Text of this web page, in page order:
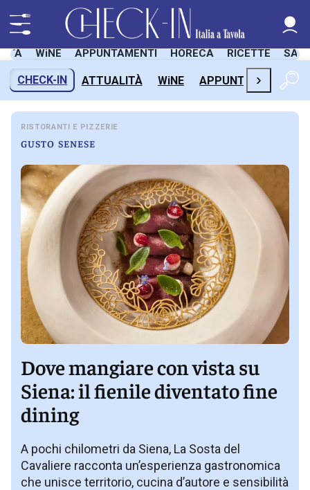
WiNE APPUNTAMENTI HORECA RICETTE
CHECK-IN ATTUALITÀ WiNE APPUNTAMENTI
›
RISTORANTI E PIZZERIE
GUSTO SENESE
Dove mangiare con vista su
Siena: il fienile diventato fine
dining
A pochi chilometri da Siena, La Sosta del
Cavaliere racconta un’esperienza gastronomica
che unisce territorio, cucina d’autore e sensibilità